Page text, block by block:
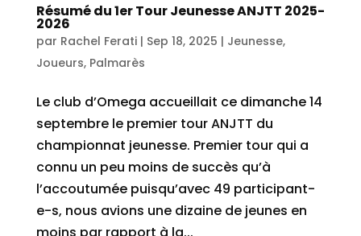
Résumé du 1er Tour Jeunesse ANJTT 2025-
2026
par Rachel Ferati| Sep 18, 2025 | Jeunesse,
Joueurs, Palmarès
Le club d’Omega accueillait ce dimanche 14
septembre le premier tour ANJTT du
championnat jeunesse. Premier tour qui a
connu un peu moins de succès qu’à
l’accoutumée puisqu’avec 49 participant-
e-s, nous avions une dizaine de jeunes en
moins par rapport à la...